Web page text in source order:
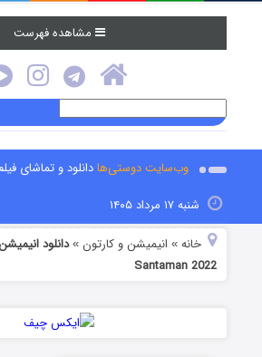
مشاهده فهرست
وب‌سایت دوستی‌هادانلود و تماشای
شنبه ۱۷ مرداد ۱۴۰۵
خانه » انیمیشن و کارتون »دانلود
Santaman 2022